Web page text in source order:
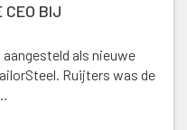
CEO BIJ
als nieuwe
Ruijters was de